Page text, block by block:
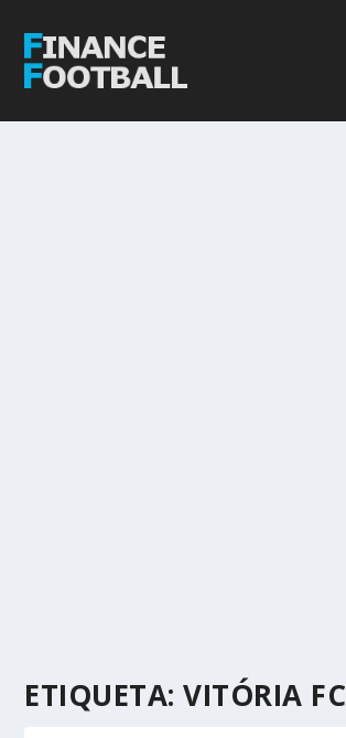
ETIQUETA:VITÓRIA FC